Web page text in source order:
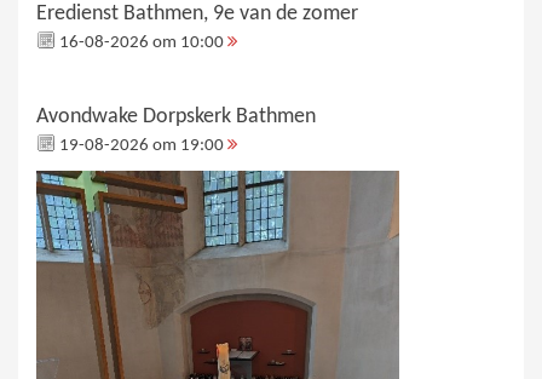
Eredienst Bathmen, 9e van de zomer
16-08-2026 om 10:00
Avondwake Dorpskerk Bathmen
19-08-2026 om 19:00